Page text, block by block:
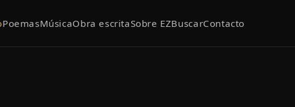
PoemasMúsicaObra escritaSobre EZBuscarContacto